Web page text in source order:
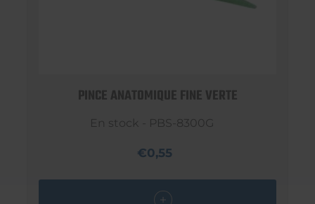
PINCE ANATOMIQUE FINE VERTE
En stock - PBS-8300G
€0,55